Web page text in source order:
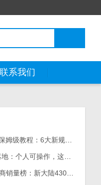
联系我们
规方法+省钱策略（附风险预警）
可操作，这些银行支持退！
万台领跑，5大厂商业绩分化解析